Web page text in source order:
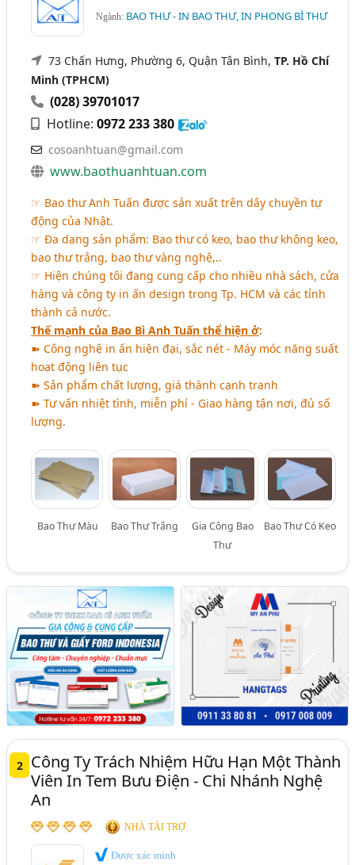
Ngành: BAO THƯ - IN BAO THƯ, IN PHONG BÌ THƯ
73 Chấn Hưng, Phường 6, Quận Tân Bình,TP. Hồ Chí
Minh (TPHCM)
(028) 39701017
Hotline:0972 233 380
cosoanhtuan@gmail.com
www.baothuanhtuan.com
☞ Bao thư Anh Tuấn được sản xuất trên dây chuyền tự
động của Nhật.
☞ Đa dạng sản phẩm: Bao thư có keo, bao thư không keo,
bao thư trắng, bao thư vàng nghệ,..
☞ Hiện chúng tôi đang cung cấp cho nhiều nhà sách, cửa
hàng và công ty in ấn design trong Tp. HCM và các tỉnh
thành cả nước.
Thế mạnh của Bao Bì Anh Tuấn thể hiện ở:
➽ Công nghệ in ấn hiện đại, sắc nét - Máy móc năng suất
hoạt động liên tục
➽ Sản phẩm chất lượng, giá thành cạnh tranh
➽ Tư vấn nhiệt tình, miễn phí - Giao hàng tận nơi, đủ số
lượng.
Bao Thư Màu Bao Thư Trắng
Gia Công Bao
Thư
Bao Thư Có Keo
2
Công Ty Trách Nhiệm Hữu Hạn Một Thành
Viên In Tem Bưu Điện - Chi Nhánh Nghệ
An
NHÀ TÀI TRỢ
Được xác minh